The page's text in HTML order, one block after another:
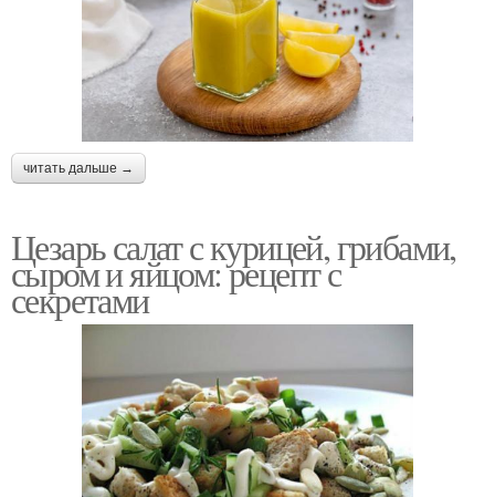
читать дальше →
Цезарь салат с курицей, грибами,
сыром и яйцом: рецепт с
секретами